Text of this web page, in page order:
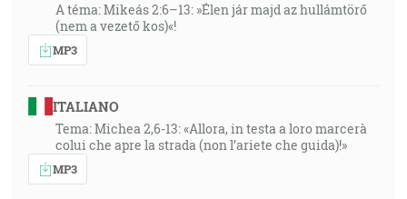
A téma: Mikeás 2:6–13: »Élen jár majd az hullámtörő
(nem a vezető kos)«!
MP3
ITALIANO
Tema: Michea 2,6-13: «Allora, in testa a loro marcerà
colui che apre la strada (non l’ariete che guida)!»
MP3